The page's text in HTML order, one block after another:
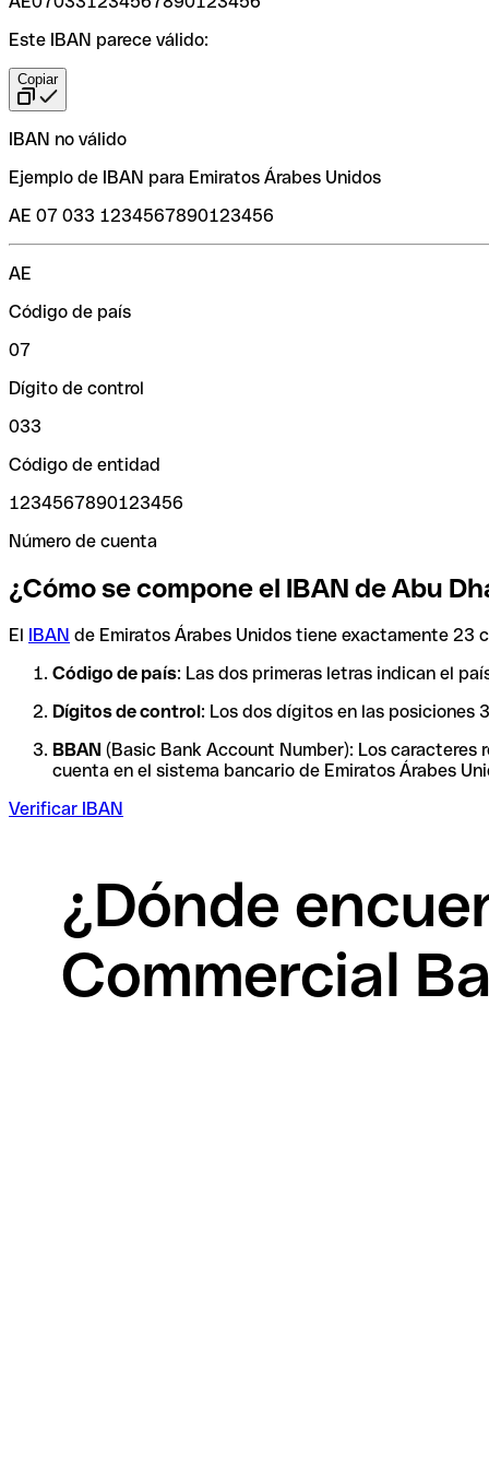
Este IBAN parece válido:
Copiar
IBAN no válido
Ejemplo de IBAN para Emiratos Árabes Unidos
AE 07 033 1234567890123456
AE
Código de país
07
Dígito de control
033
Código de entidad
1234567890123456
Número de cuenta
¿Cómo se compone el IBAN de Abu
El IBAN de Emiratos Árabes Unidos tiene exactamente 23
Código de país: Las dos primeras letras indican el
Dígitos de control: Los dos dígitos en las posiciones
BBAN (Basic Bank Account Number): Los
cuenta en el sistema bancario de Emiratos Árabes
Verificar IBAN
¿Dónde
Commercial